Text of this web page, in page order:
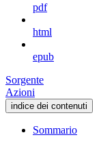
pdf
html
epub
Sorgente
Azioni
indice dei contenuti
Sommario